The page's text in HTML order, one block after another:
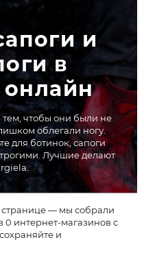
и
в
тем, чтобы они были не
облегали ногу.
для ботинок, сапоги
Лучшие делают
— мы собрали
0 интернет-магазинов с
и